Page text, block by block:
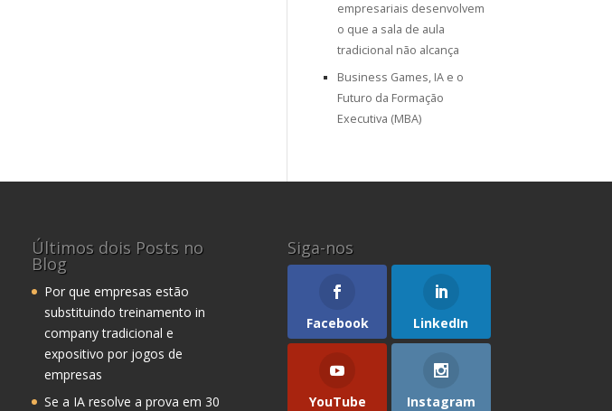
empresariais desenvolvem
o que a sala de aula
tradicional não alcança
Business Games, IA e o
Futuro da Formação
Executiva (MBA)
Últimos dois Posts no
Blog
Por que empresas estão
substituindo treinamento in
company tradicional e
expositivo por jogos de
empresas
Se a IA resolve a prova em 30
Siga-nos
Facebook LinkedIn
YouTube Instagram